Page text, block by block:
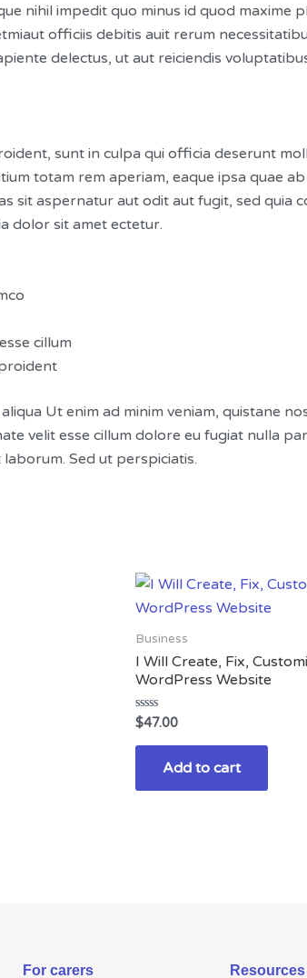
nihil impedit quo minus id quod maxime
officiis debitis auit rerum
delectus, ut aut reiciendis
sunt in culpa qui officia deserunt
totam rem aperiam, eaque ipsa quae
sit aspernatur aut odit aut fugit, sed quia
dolor sit amet ectetur.
cillum
Ut enim ad minim veniam, quistane
velit esse cillum dolore eu fugiat nulla
Sed ut perspiciatis.
Business
I Will Create, Fix,
WordPress Website
Rated
0
out
$47.00
Add to cart
For carers Resources